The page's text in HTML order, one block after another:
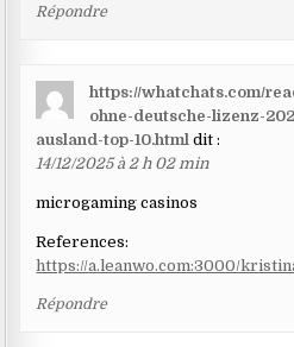
Répondre
https://whatchats.com/
ohne-deutsche-lizenz-
ausland-top-10.html dit :
14/12/2025 à 2 h 02 min
microgaming casinos
References:
https://a.leanwo.com:3000/
Répondre